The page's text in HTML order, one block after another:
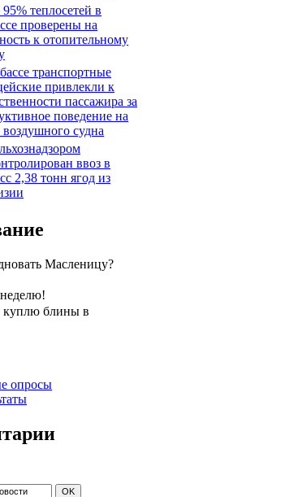
95% теплосетей в
проверены на
к отопительному
транспортные
привлекли к
пассажира за
поведение на
воздушного судна
ввоз в
2,38 тонн ягод из
Масленицу?
куплю блины в
опросы